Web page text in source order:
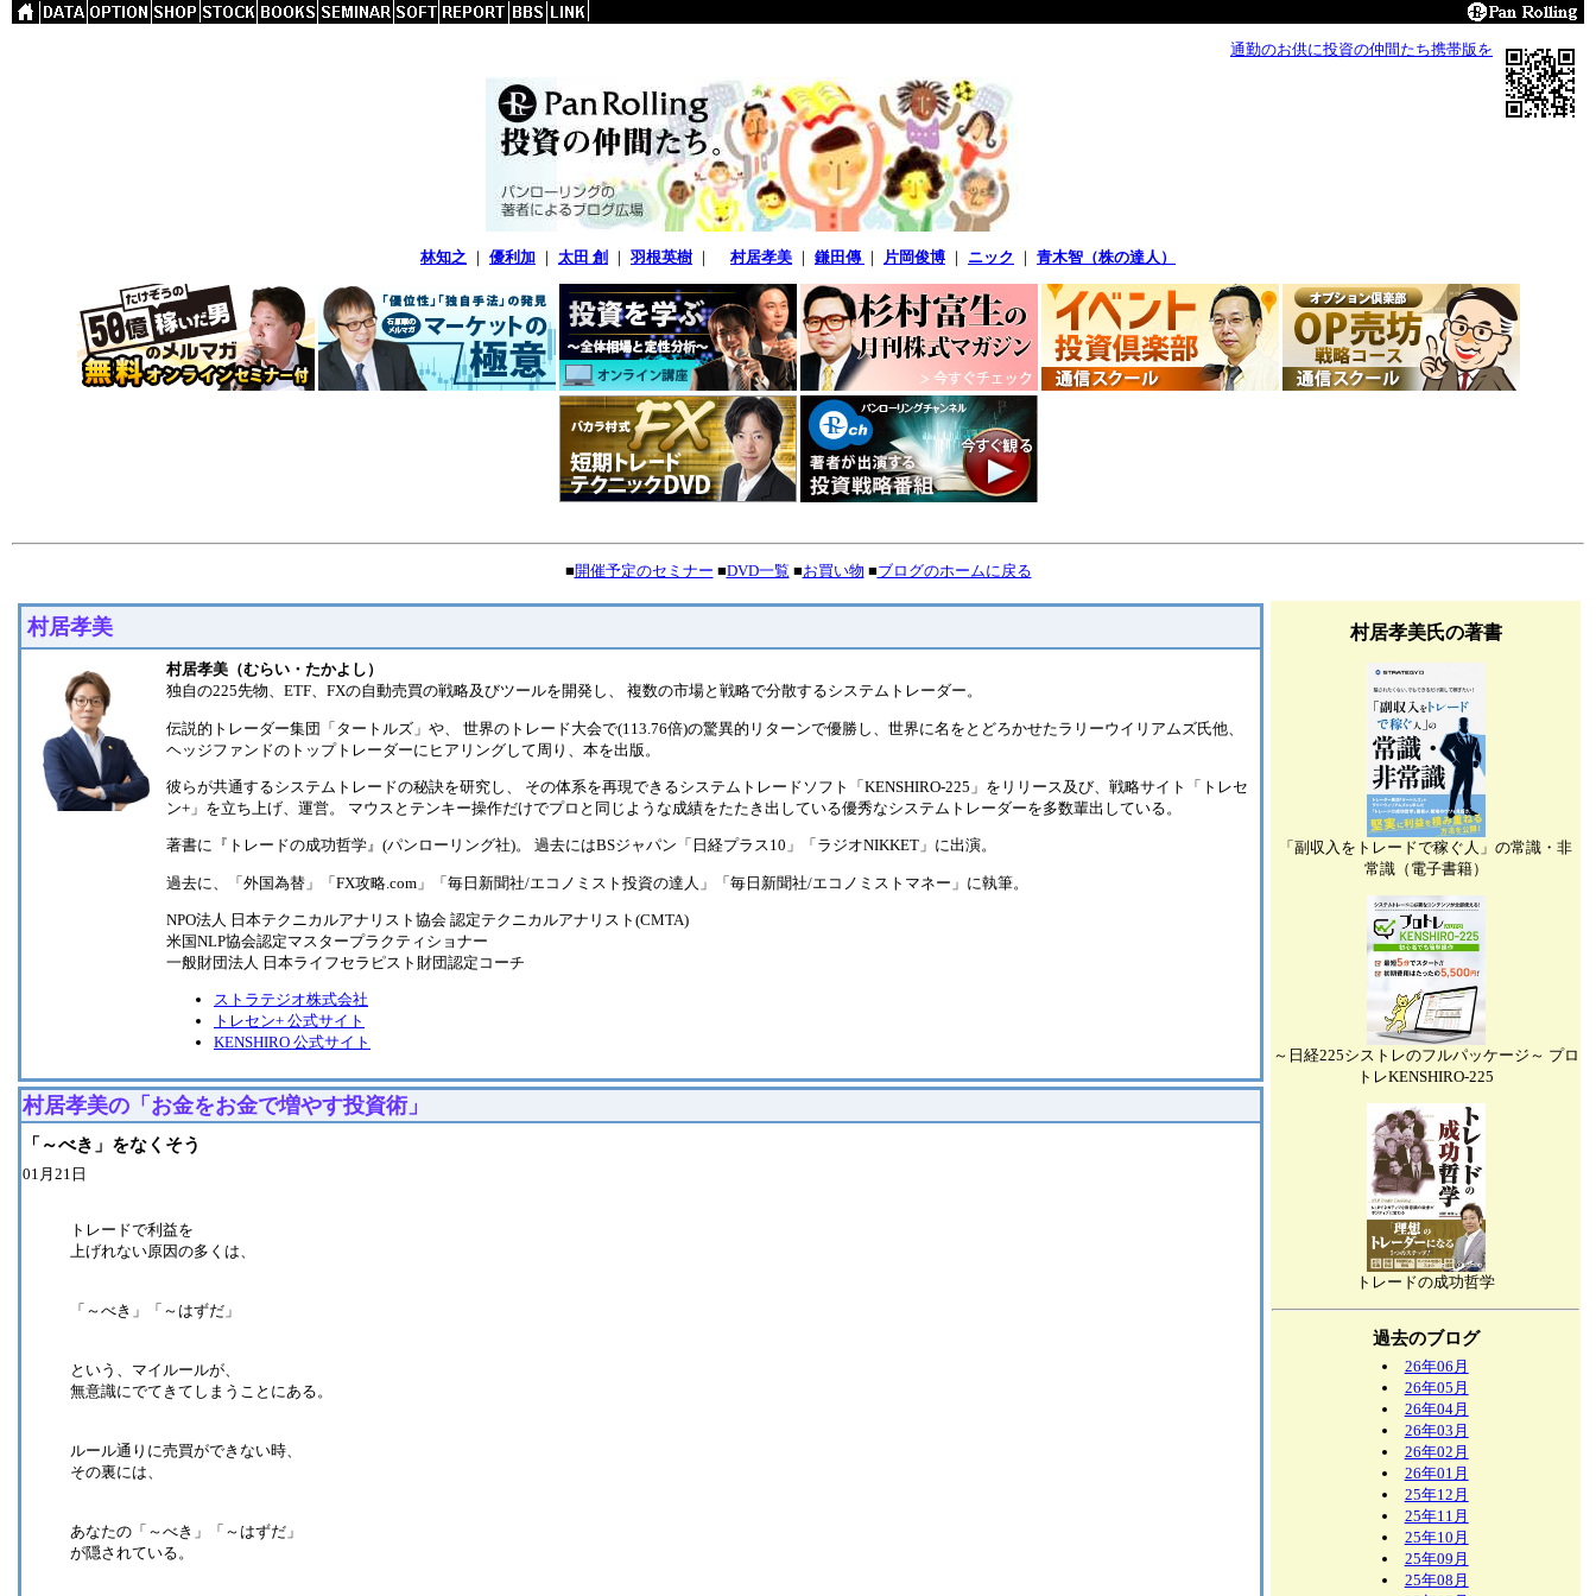
通勤のお供に投資の仲間たち携帯版を
林知之 ｜ 優利加 ｜ 太田 創 ｜ 羽根英樹 ｜ 村居孝美 ｜ 鎌田傳 ｜ 片岡俊博 ｜ ニック ｜ 青木智（株の達人）
■開催予定のセミナー ■DVD一覧 ■お買い物 ■ブログのホームに戻る
村居孝美
村居孝美（むらい・たかよし）
独自の225先物、ETF、FXの自動売買の戦略及びツールを開発し、 複数の市場と戦略で分散するシステムトレーダー。
伝説的トレーダー集団「タートルズ」や、 世界のトレード大会で(113.76倍)の驚異的リターンで優勝し、世界に名をとどろかせたラリーウイリアムズ氏他、
ヘッジファンドのトップトレーダーにヒアリングして周り、本を出版。
彼らが共通するシステムトレードの秘訣を研究し、 その体系を再現できるシステムトレードソフト「KENSHIRO-225」をリリース及び、戦略サイト「トレセ
ン+」を立ち上げ、運営。 マウスとテンキー操作だけでプロと同じような成績をたたき出している優秀なシステムトレーダーを多数輩出している。
著書に『トレードの成功哲学』(パンローリング社)。 過去にはBSジャパン「日経プラス10」「ラジオNIKKET」に出演。
過去に、「外国為替」「FX攻略.com」「毎日新聞社/エコノミスト投資の達人」「毎日新聞社/エコノミストマネー」に執筆。
NPO法人 日本テクニカルアナリスト協会 認定テクニカルアナリスト(CMTA)
米国NLP協会認定マスタープラクティショナー
一般財団法人 日本ライフセラピスト財団認定コーチ
ストラテジオ株式会社
トレセン+ 公式サイト
KENSHIRO 公式サイト
村居孝美の「お金をお金で増やす投資術」
「～べき」をなくそう
01月21日
トレードで利益を
上げれない原因の多くは、
「～べき」「～はずだ」
という、マイルールが、
無意識にでてきてしまうことにある。
ルール通りに売買ができない時、
その裏には、
あなたの「～べき」「～はずだ」
が隠されている。
村居孝美氏の著書
「副収入をトレードで稼ぐ人」の常識・非
常識（電子書籍）
～日経225シストレのフルパッケージ～ プロ
トレKENSHIRO-225
トレードの成功哲学
過去のブログ
26年06月
26年05月
26年04月
26年03月
26年02月
26年01月
25年12月
25年11月
25年10月
25年09月
25年08月